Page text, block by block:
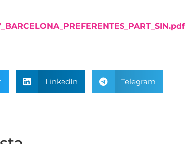
LinkedIn Telegram